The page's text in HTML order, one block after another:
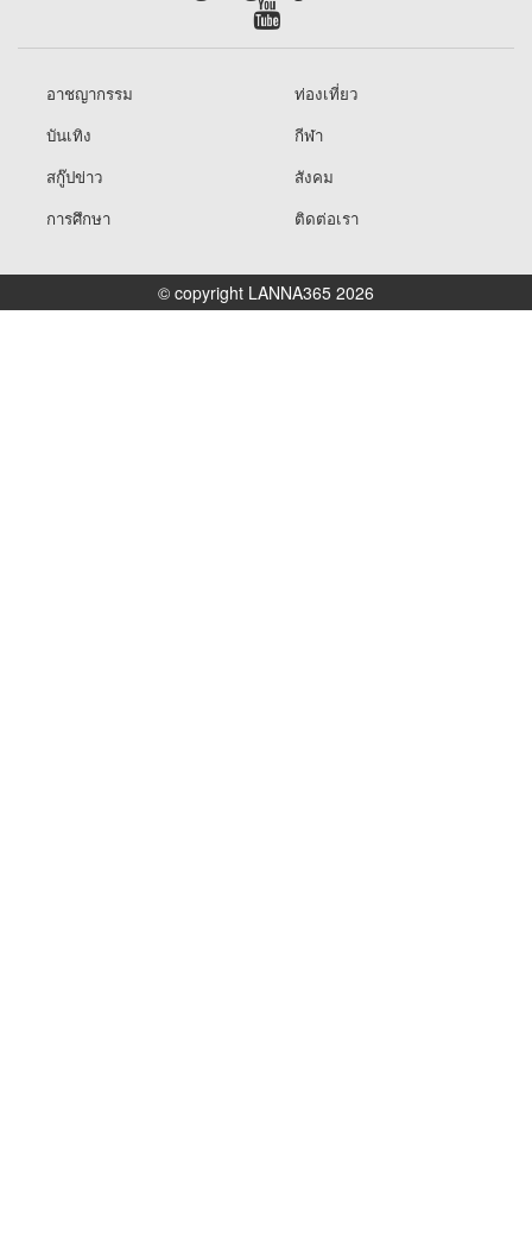
อาชญากรรม
ท่องเที่ยว
บันเทิง
กีฬา
สกู๊ปข่าว
สังคม
การศึกษา
ติดต่อเรา
© copyright LANNA365 2026